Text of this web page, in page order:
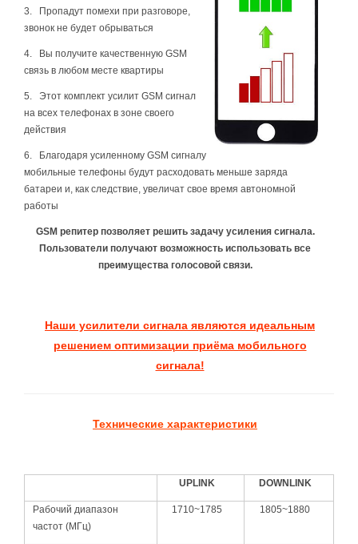
3. Пропадут помехи при разговоре,
звонок не будет обрываться
4. Вы получите качественную GSM
связь в любом месте квартиры
5. Этот комплект усилит GSM сигнал
на всех телефонах в зоне своего
действия
6. Благодаря усиленному GSM сигналу
мобильные телефоны будут расходовать меньше заряда
батареи и, как следствие, увеличат свое время автономной
работы
GSM репитер позволяет решить задачу усиления сигнала.
Пользователи получают возможность использовать все
преимущества голосовой связи.
Наши усилители сигнала являются идеальным
решением оптимизации приёма мобильного
сигнала!
Технические характеристики
UPLINK DOWNLINK
Рабочий диапазон
частот (МГц)
1710~1785 1805~1880